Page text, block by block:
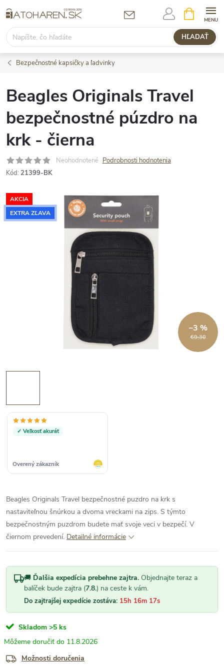
na
obsah
HĽADAŤ
KOŠÍK
Bezpečnostné kapsičky a ľadvinky
Beagles Originals Travel
bezpečnostné púzdro na
krk - čierna
Neohodnotené Podrobnosti hodnotenia
Kód: 21399-BK
AKCIA
EXTRA ZĽAVA
€9,30
–3 %
✓ Veľkosť akurát
Overený zákazník
Beagles Originals Travel bezpečnostné puzdro na krk s
nastaviteľnou šnúrkou a dvoma vreckami na zips. S týmto
bezpečnostným puzdrom budete mať svoje veci v bezpečí. V
čiernom prevedení. Detailné informácie
🚚 Ďalšia expedícia prebehne zajtra. Objednajte teraz a
balíček bude zajtra (7.8.) na ceste k vám.
Do zajtrajšej expedície zostáva: 15h 16m 17s
Skladom >5 ks
11.8.2026
Možnosti doručenia